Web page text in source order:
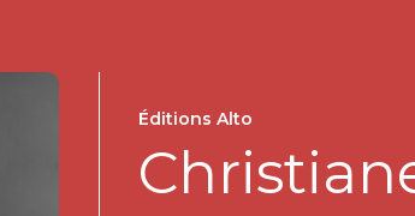
Éditions Alto